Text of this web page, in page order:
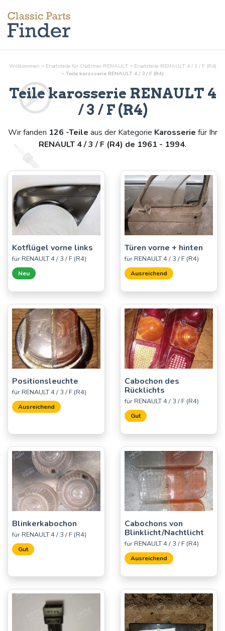
Willkommen > Ersatzteile für Oldtimer RENAULT > Ersatzteile RENAULT 4 / 3 / F (R4)
> Teile karosserie RENAULT 4 / 3 / F (R4)
Teilekarosserie RENAULT 4
/ 3 / F (R4)
Wir fanden 126 -Teile aus der Kategorie Karosserie für Ihr
RENAULT 4 / 3 / F (R4) de 1961 - 1994.
Kotflügel vorne links
für RENAULT 4 / 3 / F (R4)
Neu
Türen vorne + hinten
für RENAULT 4 / 3 / F (R4)
Ausreichend
Positionsleuchte
für RENAULT 4 / 3 / F (R4)
Ausreichend
Cabochon des
Rücklichts
für RENAULT 4 / 3 / F (R4)
Gut
Blinkerkabochon
für RENAULT 4 / 3 / F (R4)
Gut
Cabochons von
Blinklicht/Nachtlicht
für RENAULT 4 / 3 / F (R4)
Ausreichend